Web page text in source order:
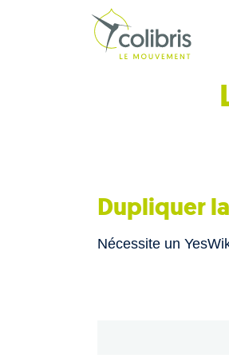
Dupliquer
Nécessite un